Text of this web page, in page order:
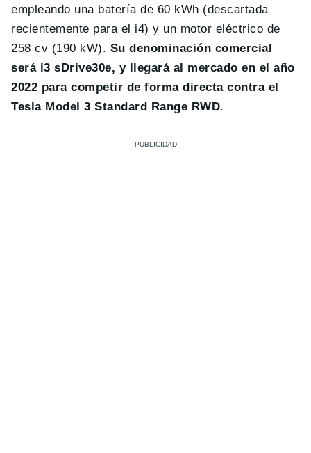
empleando una batería de 60 kWh (descartada
recientemente para el i4) y un motor eléctrico de
258 cv (190 kW). Su denominación comercial
será i3 sDrive30e, y llegará al mercado en el año
2022 para competir de forma directa contra el
Tesla Model 3 Standard Range RWD.